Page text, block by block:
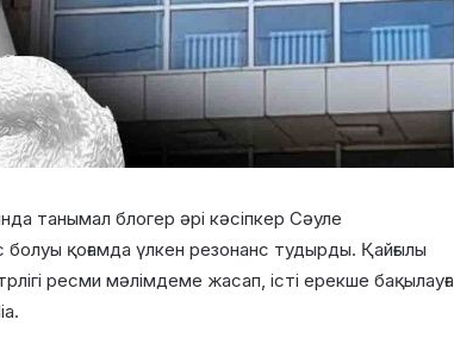
танымал блогер әрі кәсіпкер Сәуле
қоғамда үлкен резонанс тудырды. Қайғылы
ресми мәлімдеме жасап, істі ерекше бақылауға